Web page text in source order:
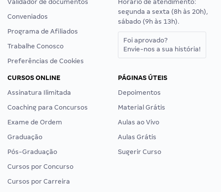
Validador de documentos
Conveniados
Programa de Afiliados
Trabalhe Conosco
Preferências de Cookies
Horário de atendimento:
segunda a sexta (8h às 20h),
sábado (9h às 13h).
Foi aprovado?
Envie-nos a sua história!
CURSOS ONLINE
Assinatura Ilimitada
Coaching para Concursos
Exame de Ordem
Graduação
Pós-Graduação
Cursos por Concurso
Cursos por Carreira
PÁGINAS ÚTEIS
Depoimentos
Material Grátis
Aulas ao Vivo
Aulas Grátis
Sugerir Curso